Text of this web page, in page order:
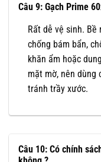
Câu 9: Gạch Prime
Rất dễ vệ sinh.
chống bám bẩn,
khăn ẩm hoặc
mặt mờ, nên dùng
tránh trầy xước.
Câu 10: Có chính